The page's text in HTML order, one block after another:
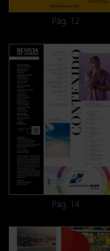
Pág. 12
Pág. 14